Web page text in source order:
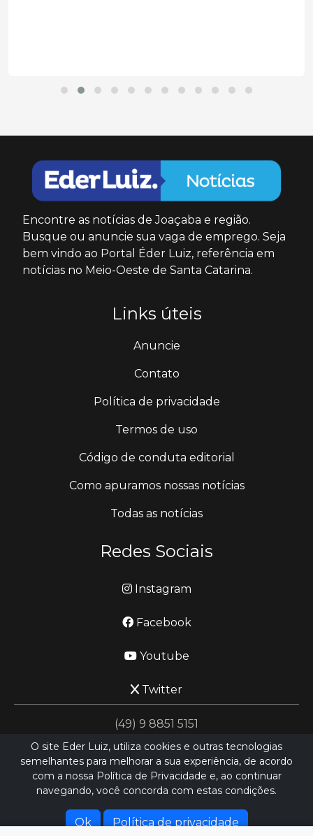
Encontre as notícias de Joaçaba e região.
Busque ou anuncie sua vaga de emprego. Seja
bem vindo ao Portal Éder Luiz, referência em
notícias no Meio-Oeste de Santa Catarina.
Links úteis
Anuncie
Contato
Política de privacidade
Termos de uso
Código de conduta editorial
Como apuramos nossas notícias
Todas as notícias
Redes Sociais
Instagram
Facebook
Youtube
Twitter
(49) 9 8851 5151
jornalismo@ederluiz.com.vc
Hospedado porHEXIO CLOUD
O site Eder Luiz, utiliza cookies e outras tecnologias
semelhantes para melhorar a sua experiência, de acordo
com a nossa Política de Privacidade e, ao continuar
navegando, você concorda com estas condições.
Ok Política de privacidade